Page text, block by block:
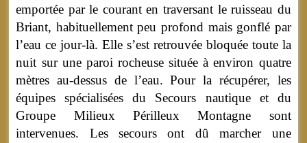
emportée par le courant en traversant le ruisseau du
Briant, habituellement peu profond mais gonflé par
l’eau ce jour-là. Elle s’est retrouvée bloquée toute la
nuit sur une paroi rocheuse située à environ quatre
mètres au-dessus de l’eau. Pour la récupérer, les
équipes spécialisées du Secours nautique et du
Groupe Milieux Périlleux Montagne sont
intervenues. Les secours ont dû marcher une